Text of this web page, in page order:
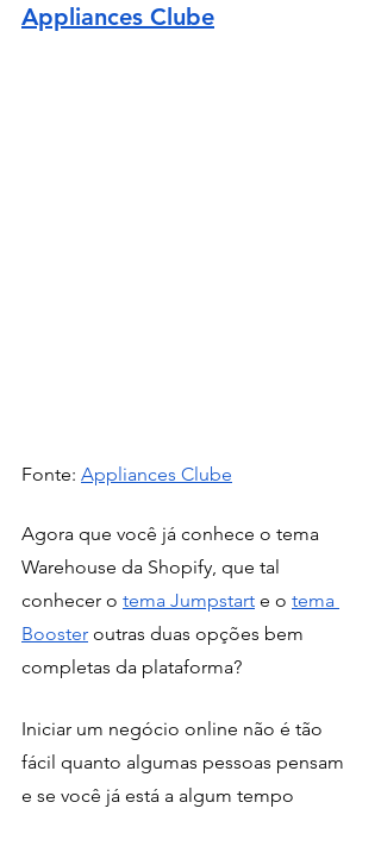
Appliances Clube
Fonte: Appliances Clube
Agora que você já conhece o tema
Warehouse da Shopify, que tal
conhecer o tema Jumpstart e o tema
Booster outras duas opções bem
completas da plataforma?
Iniciar um negócio online não é tão
fácil quanto algumas pessoas pensam
e se você já está a algum tempo